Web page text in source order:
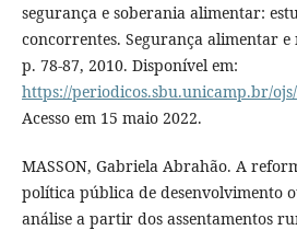
segurança e soberania alimentar:
concorrentes. Segurança alimentar
p. 78-87, 2010. Disponível em:
https://periodicos.sbu.unicamp.br/
Acesso em 15 maio 2022.
MASSON, Gabriela Abrahão. A
política pública de desenvolvimento
análise a partir dos assentamentos